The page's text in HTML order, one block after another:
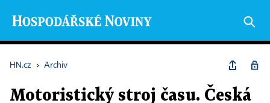
HN.cz › Archiv
Motoristický stroj času. Česká